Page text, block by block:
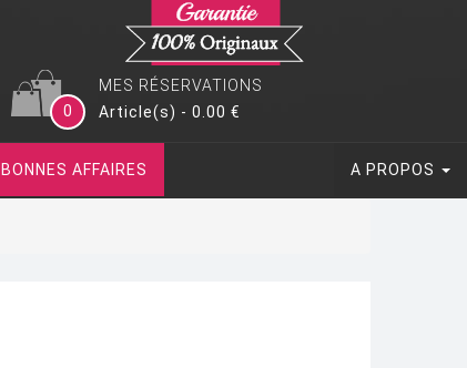
MES RÉSERVATIONS
0
Article(s) - 0.00 €
BONNES AFFAIRES A PROPOS